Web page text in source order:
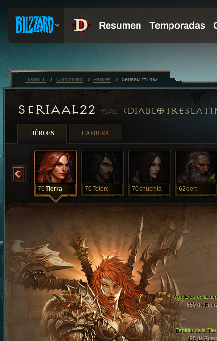
SERIAAL22 #1492
HÉROES CARRERA
70Tierra 70Totoro 70chuchita 62 dert
Espíritu de la
495 de
Capiteles de la
650 de
Diablo III Comunidad Perfiles Seriaal22#1492